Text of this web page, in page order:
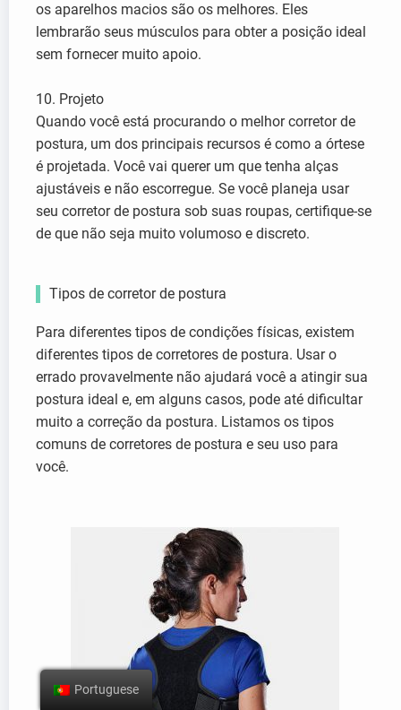
os aparelhos macios são os melhores. Eles
lembrarão seus músculos para obter a posição ideal
sem fornecer muito apoio.
10. Projeto
Quando você está procurando o melhor corretor de
postura, um dos principais recursos é como a órtese
é projetada. Você vai querer um que tenha alças
ajustáveis e não escorregue. Se você planeja usar
seu corretor de postura sob suas roupas, certifique-se
de que não seja muito volumoso e discreto.
Tipos de corretor de postura
Para diferentes tipos de condições físicas, existem
diferentes tipos de corretores de postura. Usar o
errado provavelmente não ajudará você a atingir sua
postura ideal e, em alguns casos, pode até dificultar
muito a correção da postura. Listamos os tipos
comuns de corretores de postura e seu uso para
você.
Portuguese